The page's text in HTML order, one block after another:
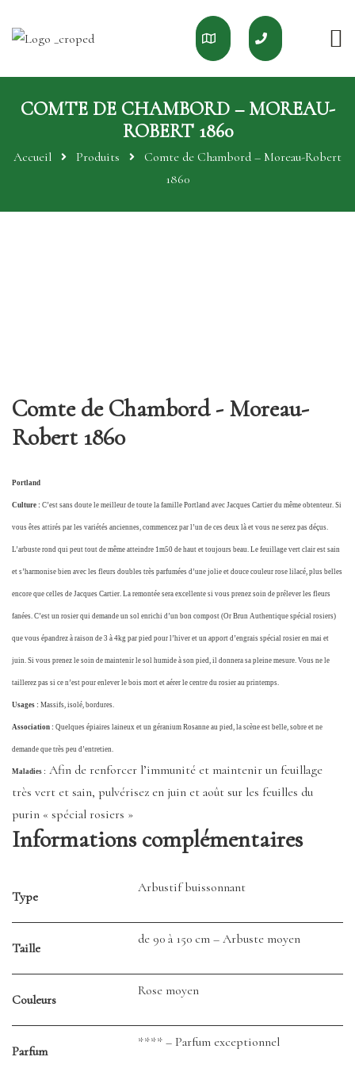
COMTE DE CHAMBORD – MOREAU-
ROBERT 1860
Accueil Produits
Comte de Chambord – Moreau-Robert
1860
Comte de Chambord - Moreau-
Robert 1860
Portland
Culture : C’est sans doute le meilleur de toute la famille Portland avec Jacques Cartier du même obtenteur. Si
vous êtes attirés par les variétés anciennes, commencez par l’un de ces deux là et vous ne serez pas déçus.
L’arbuste rond qui peut tout de même atteindre 1m50 de haut et toujours beau. Le feuillage vert clair est sain
et s’harmonise bien avec les fleurs doubles très parfumées d’une jolie et douce couleur rose lilacé, plus belles
encore que celles de Jacques Cartier. La remontée sera excellente si vous prenez soin de prélever les fleurs
fanées. C’est un rosier qui demande un sol enrichi d’un bon compost (Or Brun Authentique spécial rosiers)
que vous épandrez à raison de 3 à 4kg par pied pour l’hiver et un apport d’engrais spécial rosier en mai et
juin. Si vous prenez le soin de maintenir le sol humide à son pied, il donnera sa pleine mesure. Vous ne le
taillerez pas si ce n’est pour enlever le bois mort et aérer le centre du rosier au printemps.
Usages : Massifs, isolé, bordures.
Association : Quelques épiaires laineux et un géranium Rosanne au pied, la scène est belle, sobre et ne
demande que très peu d’entretien.
Maladies : Afin de renforcer l’immunité et maintenir un feuillage
très vert et sain, pulvérisez en juin et août sur les feuilles du
purin « spécial rosiers »
Informations complémentaires
Type
Arbustif buissonnant
Taille
de 90 à 150 cm – Arbuste moyen
Couleurs
Rose moyen
Parfum
**** – Parfum exceptionnel